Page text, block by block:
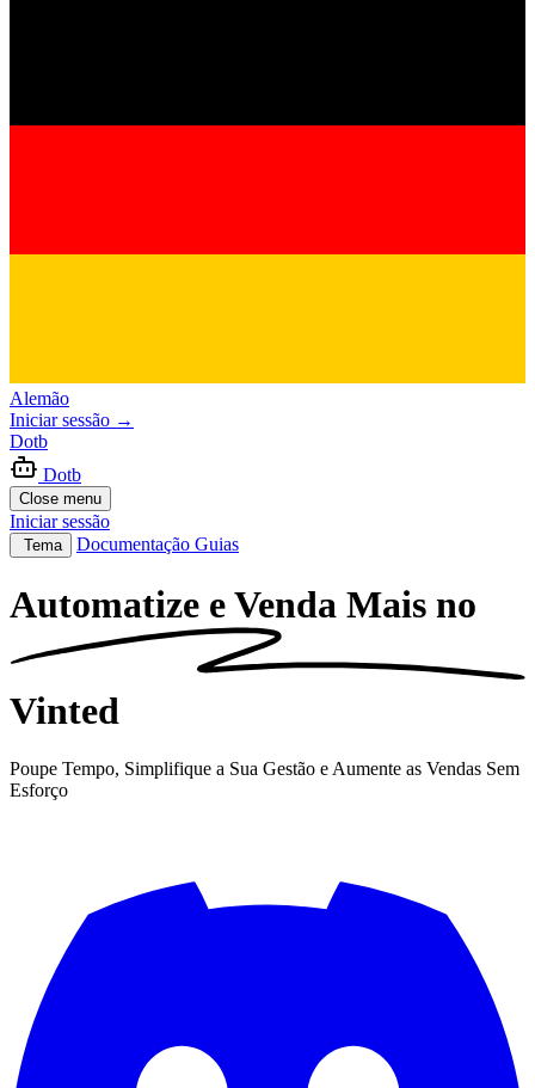
Alemão
Iniciar sessão →
Dotb
Dotb
Close menu
Iniciar sessão
Tema Documentação Guias
Automatize e Venda Mais no
Vinted
Poupe Tempo, Simplifique a Sua Gestão e Aumente as Vendas Sem
Esforço